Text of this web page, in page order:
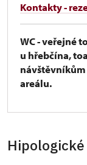
Kontakty -
WC - veřejné
u hřebčína,
návštěvníkům
areálu.